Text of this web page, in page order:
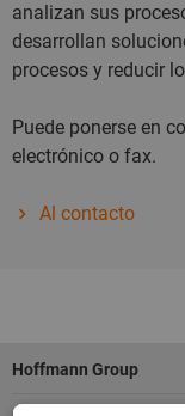
analizan sus
desarrollan
procesos y reducir
Puede ponerse en
electrónico o fax.
Al contacto
Pie
Hoffmann Group